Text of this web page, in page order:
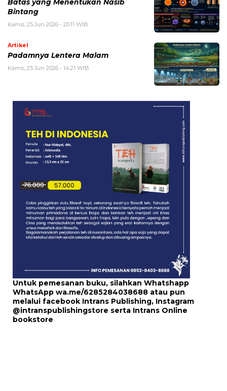
Batas yang Menentukan Nasib
Bintang
Kamis, 25 Jun 2026 - 20:11 WIB
Artikel
Padamnya Lentera Malam
Kamis, 25 Jun 2026 - 14:21 WIB
Untuk pemesanan buku, silahkan Whatshapp
WhatsApp wa.me/6285284038688 atau pun
melalui facebook Intrans Publishing, Instagram
@intranspublishingstore serta Intrans Online
bookstore